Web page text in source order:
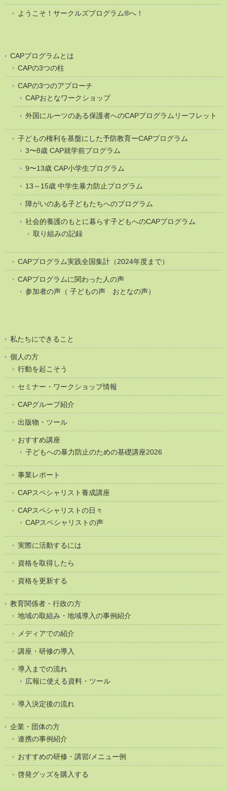
ようこそ！サークルズプログラム®へ！
CAPプログラムとは
CAPの3つの柱
CAPの3つのアプローチ
CAPおとなワークショップ
外国にルーツのある保護者へのCAPプログラムリーフレット
子どもの権利を基盤にした予防教育ーCAPプログラム
3〜8歳 CAP就学前プログラム
9〜13歳 CAP小学生プログラム
13～15歳 中学生暴力防止プログラム
障がいのある子どもたちへのプログラム
社会的養護のもとに暮らす子どもへのCAPプログラム
取り組みの記録
CAPプログラム実践全国集計（2024年度まで）
CAPプログラムに関わった人の声
参加者の声（ 子どもの声 おとなの声）
私たちにできること
個人の方
行動を起こそう
セミナー・ワークショップ情報
CAPグループ紹介
出版物・ツール
おすすめ講座
子どもへの暴力防止のための基礎講座2026
事業レポート
CAPスペシャリスト養成講座
CAPスペシャリストの日々
CAPスペシャリストの声
実際に活動するには
資格を取得したら
資格を更新する
教育関係者・行政の方
地域の取組み・地域導入の事例紹介
メディアでの紹介
講座・研修の導入
導入までの流れ
広報に使える資料・ツール
導入決定後の流れ
企業・団体の方
連携の事例紹介
おすすめの研修・講習/メニュー例
啓発グッズを購入する